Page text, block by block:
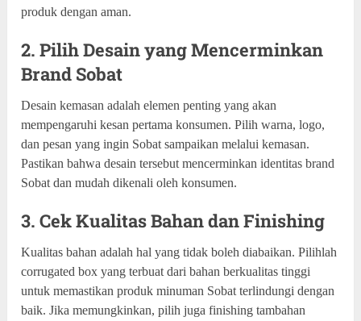
produk dengan aman.
2. Pilih Desain yang Mencerminkan
Brand Sobat
Desain kemasan adalah elemen penting yang akan
mempengaruhi kesan pertama konsumen. Pilih warna, logo,
dan pesan yang ingin Sobat sampaikan melalui kemasan.
Pastikan bahwa desain tersebut mencerminkan identitas brand
Sobat dan mudah dikenali oleh konsumen.
3. Cek Kualitas Bahan dan Finishing
Kualitas bahan adalah hal yang tidak boleh diabaikan. Pilihlah
corrugated box yang terbuat dari bahan berkualitas tinggi
untuk memastikan produk minuman Sobat terlindungi dengan
baik. Jika memungkinkan, pilih juga finishing tambahan